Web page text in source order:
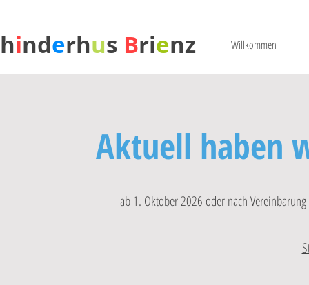
inderhus Brienz Willkommen
Aktuell haben
ab 1. Oktober 2026 oder nach